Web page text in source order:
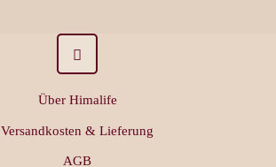
Über Himalife
Versandkosten & Lieferung
AGB